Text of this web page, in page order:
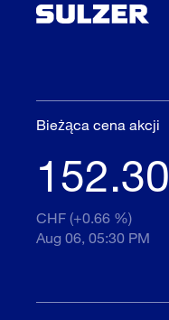
Bieżąca cena akcji
152.30
CHF (+0.66 %)
Aug 06, 05:30 PM